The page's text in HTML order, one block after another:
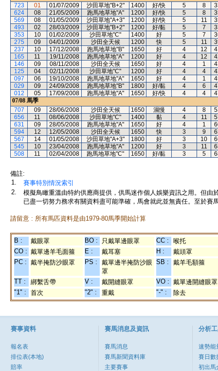
723
01 01/07/2009 沙田草地"B+2" 1400 好/快 5 8
624
08 21/05/2009 跑馬地草地"A" 1200 好/快 5 8
569
08 01/05/2009 沙田草地"A+3" 1200 好/快 5 11
493
02 28/03/2009 沙田草地"B+2" 1200 好/黏 5 7
353
10 01/02/2009 沙田草地"C" 1400 好 5 7
275
09 04/01/2009 沙田全天候 1200 快 5 11
237
10 17/12/2008 跑馬地草地"B" 1650 好 4 12
165
11 19/11/2008 跑馬地草地"A" 1200 好 4 12
146
09 08/11/2008 沙田全天候 1650 好 4 1
125
04 02/11/2008 沙田草地"C" 1200 好 4 4
097
06 19/10/2008 跑馬地草地"A" 1650 好 4 1
029
09 24/09/2008 跑馬地草地"B" 1800 好/黏 4 6
012
05 17/09/2008 跑馬地草地"A" 1650 好/快 4 4
07/08 馬季
707
09 28/06/2008 沙田全天候 1650 濕慢 4 8
656
11 08/06/2008 沙田草地"C" 1400 黏 4 11
631
09 28/05/2008 跑馬地草地"A" 1650 好 4 1
594
12 12/05/2008 沙田全天候 1650 快 3 9
567
14 01/05/2008 沙田草地"A+3" 1800 好 3 10
545
10 23/04/2008 跑馬地草地"A" 1200 好 3 11
508
11 02/04/2008 跑馬地草地"C" 1650 好/黏 3 5
備註:
1.
賽事特別情況索引
2.
模擬鳥瞰重溫由特約供應商提供，供馬迷作個人娛樂資訊之用。但
已盡一切努力務求有關資料盡可能準確，馬會就此並無責任。至於賽
請留意 : 所有馬匹資料是由1979-80馬季開始計算
B : 戴眼罩 BO : 只戴單邊眼罩 CC :
喉托
CO : 戴單邊羊毛面箍 E : 戴耳塞 H :
戴頭罩
PC : 戴半掩防沙眼罩 PS :
戴單邊半掩防沙眼
罩
SB : 戴羊毛額箍
TT : 綁繫舌帶 V : 戴開縫眼罩 VO : 戴單邊開縫眼罩
"1" :
首次 "2" : 重戴 "-" : 除去
賽事資料
報名表
排位表(本地)
賠率
賽馬消息及資訊
賽馬消息
賽馬新聞資料庫
主要賽事
分析
速勢能
賽日數
初出馬